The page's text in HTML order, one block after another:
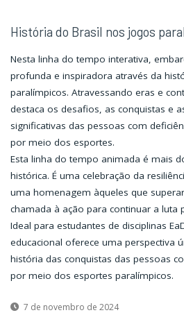
História do Brasil nos jogos
Nesta linha do tempo interativa,
profunda e inspiradora através da
paralímpicos. Atravessando eras e
destaca os desafios, as conquistas e
significativas das pessoas com
por meio dos esportes.
Esta linha do tempo animada é mais
histórica. É uma celebração da
uma homenagem àqueles que
chamada à ação para continuar a luta
Ideal para estudantes de disciplinas
educacional oferece uma perspectiva
história das conquistas das pessoas
por meio dos esportes paralímpicos.
7 de novembro de 2024